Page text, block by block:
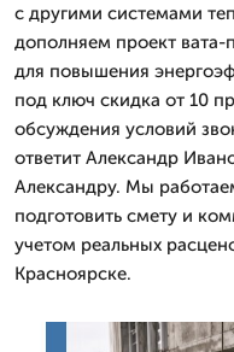
с другими системами
дополняем проект
для повышения
под ключ скидка от 10
обсуждения условий
ответит Александр
Александру. Мы
подготовить смету и
учетом реальных
Красноярске.